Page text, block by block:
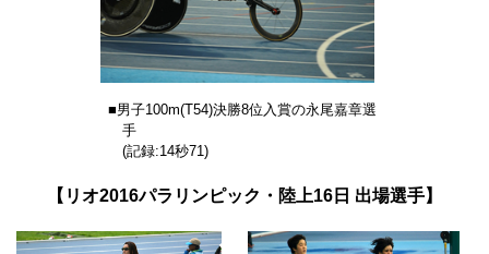
■男子100m(T54)決勝8位入賞の永尾嘉章選
手
(記録:14秒71)
【リオ2016パラリンピック・陸上16日 出場選手】